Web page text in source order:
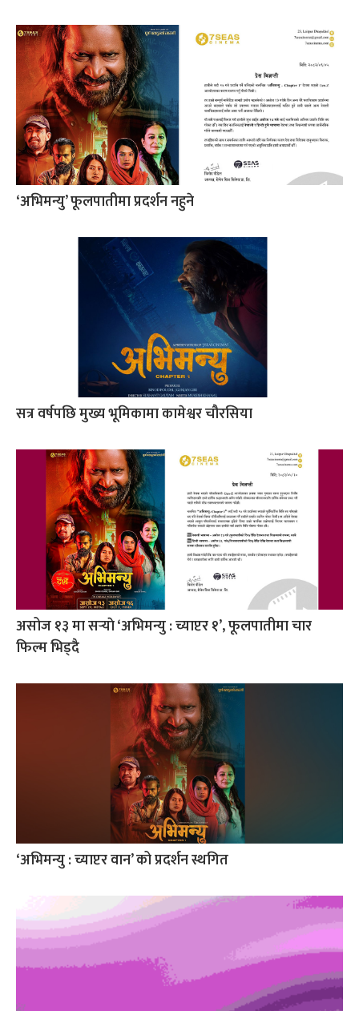
‘अभिमन्यु’ फूलपातीमा प्रदर्शन नहुने
सत्र वर्षपछि मुख्य भूमिकामा कामेश्वर चौरसिया
असोज १३ मा सर्‍याे ‘अभिमन्यु : च्याप्टर १’, फूलपातीमा चार
फिल्म भिड्दै
‘अभिमन्यु : च्याप्टर वान’ को प्रदर्शन स्थगित